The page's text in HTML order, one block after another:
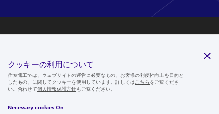
ニュースルーム
IR情報
採用情報
クッキーの利用について
住友電工では、ウェブサイトの運営に必要なもの、お客様の利便性向上を目的と
したもの、に関してクッキーを使用しています。詳しくは こちらをご覧くださ
い。合わせて個人情報保護方針もご覧ください。
Necessary cookies On